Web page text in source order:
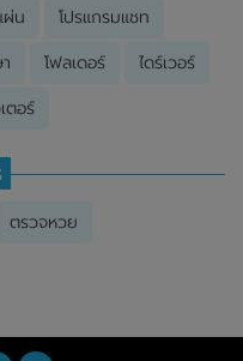
ผ่น โปรแกรมแชท
โฟลเดอร์ ไดร์เวอร์
ตอร์
ตรวจหวย